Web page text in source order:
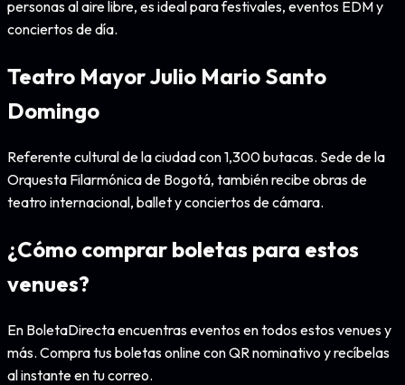
personas al aire libre, es ideal para festivales, eventos EDM y
conciertos de día.
Teatro Mayor Julio Mario Santo
Domingo
Referente cultural de la ciudad con 1,300 butacas. Sede de la
Orquesta Filarmónica de Bogotá, también recibe obras de
teatro internacional, ballet y conciertos de cámara.
¿Cómo comprar boletas para estos
venues?
En BoletaDirecta encuentras eventos en todos estos venues y
más. Compra tus boletas online con QR nominativo y recíbelas
al instante en tu correo.